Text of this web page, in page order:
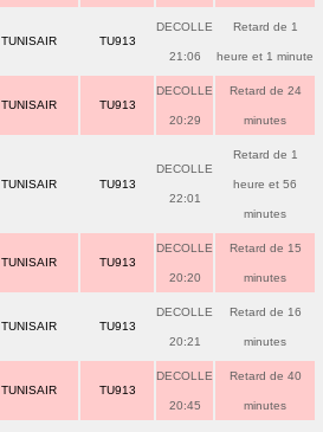
TUNISAIR TU913
DECOLLE
21:06
Retard de 1
heure et 1 minute
TUNISAIR TU913
DECOLLE
20:29
Retard de 24
minutes
TUNISAIR TU913
DECOLLE
22:01
Retard de 1
heure et 56
minutes
TUNISAIR TU913
DECOLLE
20:20
Retard de 15
minutes
TUNISAIR TU913
DECOLLE
20:21
Retard de 16
minutes
TUNISAIR TU913
DECOLLE
20:45
Retard de 40
minutes